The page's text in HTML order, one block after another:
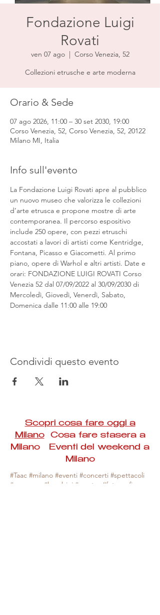
Fondazione Luigi
Rovati
ven 07 ago
  |
Corso Venezia, 52
Collezioni etrusche e arte moderna
Orario & Sede
07 ago 2026, 11:00 – 30 set 2030, 19:00
Corso Venezia, 52, Corso Venezia, 52, 20122
Milano MI, Italia
Info sull'evento
La Fondazione Luigi Rovati apre al pubblico
un nuovo museo che valorizza le collezioni
d’arte etrusca e propone mostre di arte
contemporanea. Il percorso espositivo
include 250 opere, con pezzi etruschi
accostati a lavori di artisti come Kentridge,
Fontana, Picasso e Giacometti. Al primo
piano, opere di Warhol e altri artisti. Date e
orari: FONDAZIONE LUIGI ROVATI Corso
Venezia 52 dal 07/09/2022 al 30/09/2030 di
Mercoledì, Giovedì, Venerdì, Sabato,
Domenica dalle 11:00 alle 19:00
Condividi questo evento
Scopri cosa fare oggi a
MilanoCosa fare stasera a
Milano Eventi del weekend a
Milano
#Taac #milano #eventi #concerti #spettacoli
#rassegne #bambini #mostre #fotografia